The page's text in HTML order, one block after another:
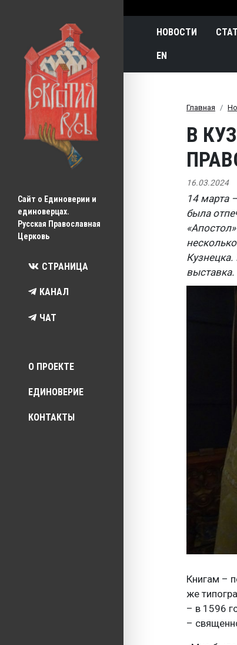
Сайт о Единоверии и
единоверцах.
Русская Православная
Церковь
СТРАНИЦА
КАНАЛ
ЧАТ
Top menu
О ПРОЕКТЕ
ЕДИНОВЕРИЕ
КОНТАКТЫ
Main
НОВОСТИ
EN
Главная
В
16.03.2024
14 марта
была
выставка.
Книгам –
же
– в 1596
–